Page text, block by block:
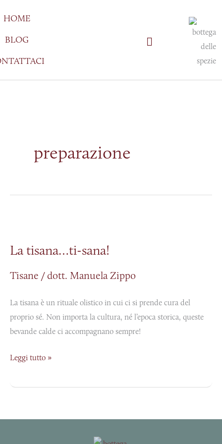
al
contenuto
HOME
BLOG
preparazione
La tisana…ti-sana!
Tisane /dott. Manuela Zippo
La tisana è un rituale olistico in cui ci si prende cura del
proprio sé. Non importa la cultura, né l’epoca storica, queste
bevande calde ci accompagnano sempre!
ti-
Leggi tutto »